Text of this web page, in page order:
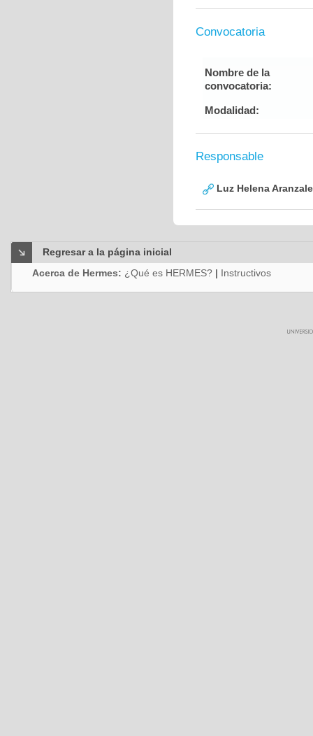
Convocatoria
Nombre de la
convocatoria:
Modalidad:
Responsable
Luz Helena
Regresar a la página inicial
Acerca de Hermes: ¿Qué es HERMES? | Instructivos